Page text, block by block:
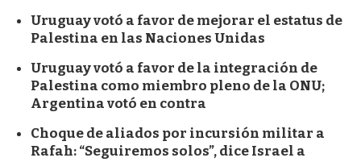
Uruguay votó a favor de mejorar el estatus de
Palestina en las Naciones Unidas
Uruguay votó a favor de la integración de
Palestina como miembro pleno de la ONU;
Argentina votó en contra
Choque de aliados por incursión militar a
Rafah: “Seguiremos solos”, dice Israel a